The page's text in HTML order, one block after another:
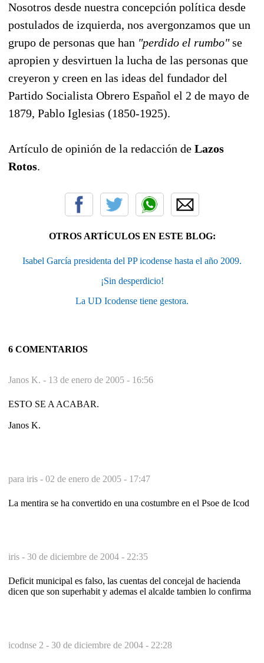
Nosotros desde nuestra concepción política desde
postulados de izquierda, nos avergonzamos que un
grupo de personas que han "perdido el rumbo"se
apropien y desvirtuen la lucha de las personas que
creyeron y creen en las ideas del fundador del
Partido Socialista Obrero Español el 2 de mayo de
1879, Pablo Iglesias (1850-1925).
Artículo de opinión de la redacción de Lazos
Rotos.
OTROS ARTÍCULOS EN ESTE BLOG:
Isabel García presidenta del PP icodense hasta el año 2009.
¡Sin desperdicio!
La UD Icodense tiene gestora.
6 COMENTARIOS
Janos K. - 13 de enero de 2005 - 16:56
ESTO SE A ACABAR.
Janos K.
para iris - 02 de enero de 2005 - 17:47
La mentira se ha convertido en una costumbre en el Psoe de Icod
iris - 30 de diciembre de 2004 - 22:35
Deficit municipal es falso, las cuentas del concejal de hacienda
dicen que son superhabit y ademas el alcalde tambien lo confirma
icodnse 2 - 30 de diciembre de 2004 - 22:28